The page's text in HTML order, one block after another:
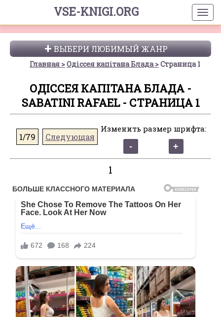
VSE-KNIGI.ORG
ВЫБЕРИ ЛЮБИМЫЙ ЖАНР
Главная Одіссея капітана Блада Страница 1
ОДІССЕЯ КАПІТАНА БЛАДА -
SABATINI RAFAEL - СТРАНИЦА 1
1/79 Следующая
Изменить размер шрифта:
1